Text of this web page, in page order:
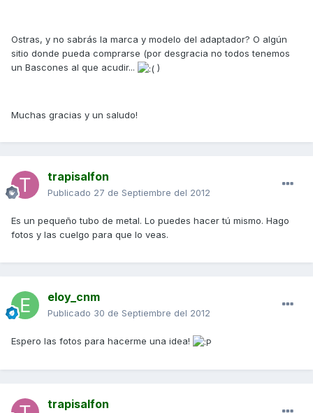
Ostras, y no sabrás la marca y modelo del adaptador? O algún
sitio donde pueda comprarse (por desgracia no todos tenemos
un Bascones al que acudir...
)
Muchas gracias y un saludo!
trapisalfon
Publicado 27 de Septiembre del 2012
Es un pequeño tubo de metal. Lo puedes hacer tú mismo. Hago
fotos y las cuelgo para que lo veas.
eloy_cnm
Publicado 30 de Septiembre del 2012
Espero las fotos para hacerme una idea!
trapisalfon